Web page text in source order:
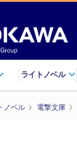
ライトノベル
ノベル 電撃文庫